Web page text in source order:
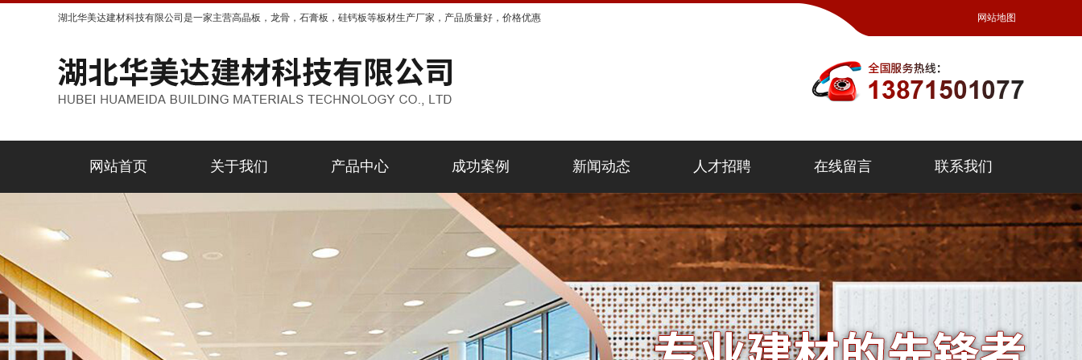
湖北华美达建材科技有限公司是一家主营高晶板，龙骨，石膏板，硅钙板等板材生产厂家，产品质量好，价格优惠 网站地图
网站首页 关于我们 产品中心 成功案例 新闻动态 人才招聘 在线留言 联系我们